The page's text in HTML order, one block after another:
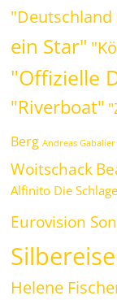
ein Star"
"Offizielle
"Riverboat"
Berg Andreas Gabalier
Woitschack
Alfinito Die
Eurovision
Helene